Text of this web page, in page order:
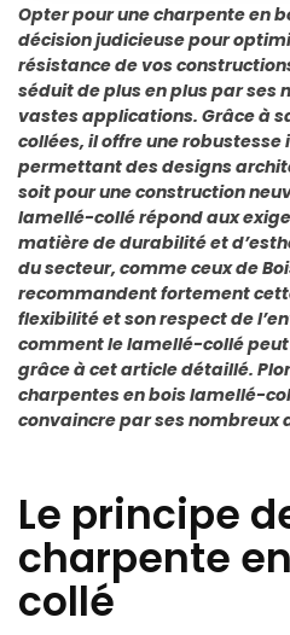
Opter pour une charpente en
décision judicieuse pour
résistance de vos
séduit de plus en plus par
vastes applications. Grâce à
collées, il offre une
permettant des designs
soit pour une construction
lamellé-collé répond aux
matière de durabilité et
du secteur, comme ceux de
recommandent fortement
flexibilité et son respect de
comment le lamellé-collé
grâce à cet article détaillé.
charpentes en bois lamellé-
convaincre par ses nombreux
Le principe
charpente
collé